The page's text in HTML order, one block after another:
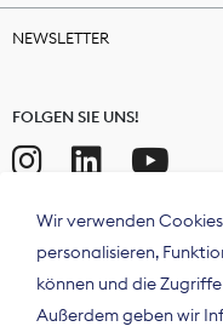
NEWSLETTER
FOLGEN SIE UNS!
Wir verwenden
personalisieren,
können und die
Außerdem geben wir